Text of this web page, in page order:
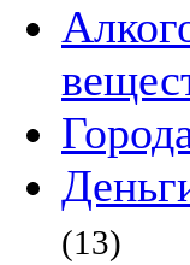
(13)